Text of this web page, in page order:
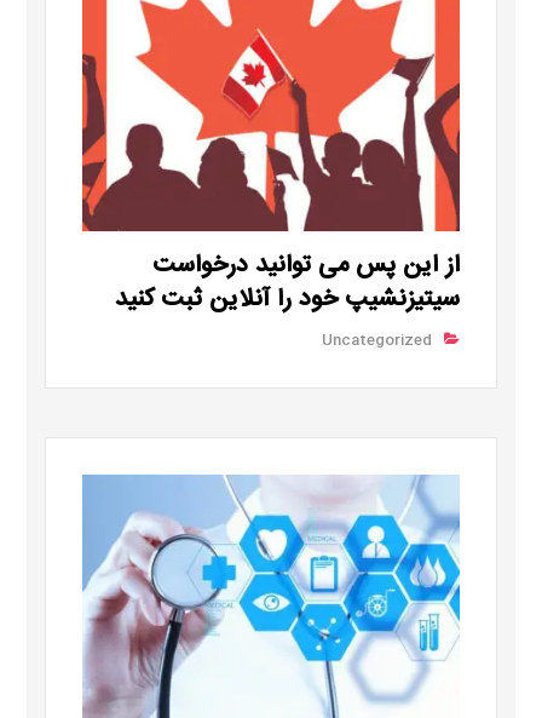
از این پس می توانید درخواست
سیتیزنشیپ خود را آنلاین ثبت کنید
Uncategorized